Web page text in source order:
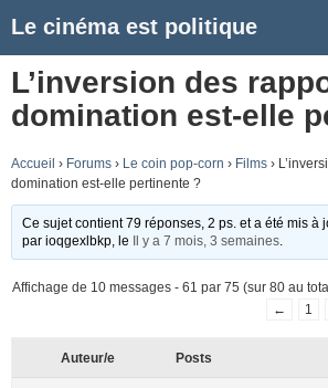
Le cinéma est politique
L’inversion des
domination est-elle
Accueil › Forums › Le coin pop-corn › Films ›
domination est-elle pertinente ?
Ce sujet contient 79 réponses, 2 ps. et a été mis à
parioqgexlbkp , le Il y a 7 mois, 3 semaines
Affichage de 10 messages - 61 par 75 (sur 80 au
←
1
Auteur/e Posts